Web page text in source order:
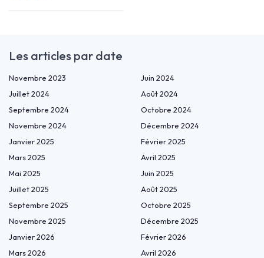
Les articles par date
Novembre 2023
Juin 2024
Juillet 2024
Août 2024
Septembre 2024
Octobre 2024
Novembre 2024
Décembre 2024
Janvier 2025
Février 2025
Mars 2025
Avril 2025
Mai 2025
Juin 2025
Juillet 2025
Août 2025
Septembre 2025
Octobre 2025
Novembre 2025
Décembre 2025
Janvier 2026
Février 2026
Mars 2026
Avril 2026